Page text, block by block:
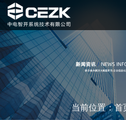
当前位置：首